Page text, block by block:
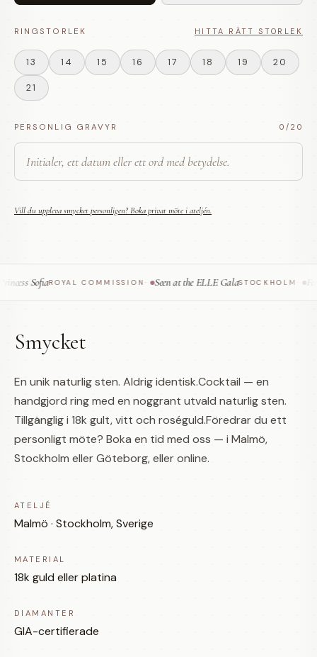
RINGSTORLEK HITTA RÄTT STORLEK
13 14 15 16 17 18 19 20
21
PERSONLIG GRAVYR 0 /20
Vill du uppleva smycket personligen? Boka privat möte i ateljén.
SofiaROYAL COMMISSION· Seen at the ELLE GalaSTOCKHOLM ·
Smycket
En unik naturlig sten. Aldrig identisk.Cocktail — en
handgjord ring med en noggrant utvald naturlig sten.
Tillgänglig i 18k gult, vitt och roséguld.Föredrar du ett
personligt möte? Boka en tid med oss — i Malmö,
Stockholm eller Göteborg, eller online.
ATELJÉ
Malmö · Stockholm, Sverige
MATERIAL
18k guld eller platina
DIAMANTER
GIA-certifierade